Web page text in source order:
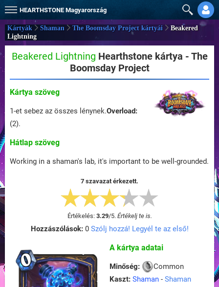
HEARTHSTONE Magyarország
Kártyák Shaman The Boomsday Project kártyái
Beakered
Lightning
Beakered Lightning Hearthstone kártya - The
Boomsday Project
Kártya szöveg
1-et sebez az összes lénynek.Overload:
(2).
Hátlap szöveg
Working in a shaman's lab, it's important to be well-grounded.
7 szavazat érkezett.
Értékelés: 3.29/5. Értékelj te is.
Hozzászólások:0 Szólj hozzá! Legyél te az első!
A kártya adatai
Minőség:
Common
Kaszt: Shaman - Shaman